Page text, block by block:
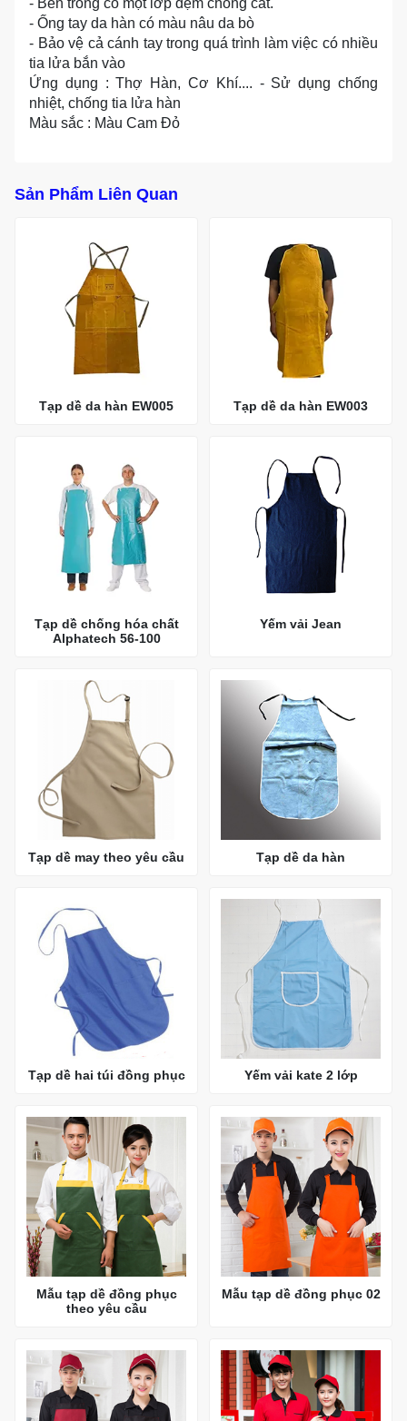
- Bên trong có một lớp đệm chống cắt.
- Ống tay da hàn có màu nâu da bò
- Bảo vệ cả cánh tay trong quá trình làm việc có nhiều
tia lửa bắn vào
Ứng dụng : Thợ Hàn, Cơ Khí.... - Sử dụng chống
nhiệt, chống tia lửa hàn
Màu sắc : Màu Cam Đỏ
Sản Phẩm Liên Quan
Tạp dề da hàn EW005 Tạp dề da hàn EW003
Tạp dề chống hóa chất
Alphatech 56-100
Yếm vải Jean
Tạp dề may theo yêu cầu Tạp dề da hàn
Tạp dề hai túi đồng phục Yếm vải kate 2 lớp
Mẫu tạp dề đồng phục
theo yêu cầu
Mẫu tạp dề đồng phục 02